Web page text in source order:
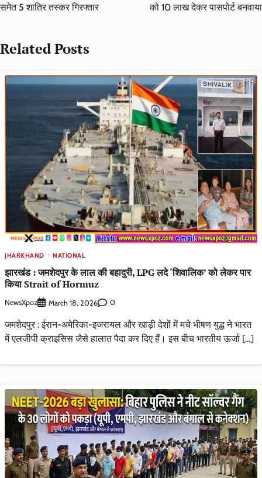
समेत 5 शातिर तस्कर गिरफ्तार
को 10 लाख देकर पासपोर्ट बनवाया
Related Posts
JHARKHAND NATIONAL
झारखंड : जमशेदपुर के लाल की बहादुरी, LPG लदे ‘शिवालिक’ को लेकर पार
किया Strait of Hormuz
NewsXpoz March 18, 2026 0
जमशेदपुर : ईरान-अमेरिका-इजरायल और खाड़ी देशों में मचे भीषण युद्ध ने भारत
में एलजीपी क्राइसिस जैसे हालात पैदा कर दिए हैं। इस बीच भारतीय ऊर्जा […]